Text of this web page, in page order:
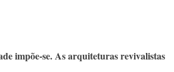
impõe-se​. As arquiteturas revivalistas